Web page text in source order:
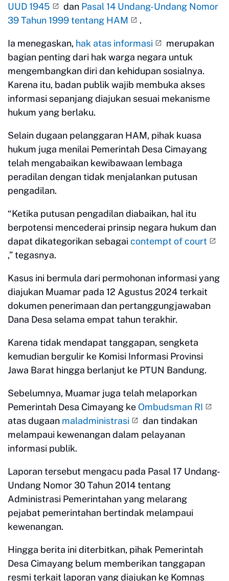
UUD 1945
dan Pasal 14 Undang-Undang Nomor
39 Tahun 1999 tentang HAM
.
Ia menegaskan, hak atas informasi
merupakan
bagian penting dari hak warga negara untuk
mengembangkan diri dan kehidupan sosialnya.
Karena itu, badan publik wajib membuka akses
informasi sepanjang diajukan sesuai mekanisme
hukum yang berlaku.
Selain dugaan pelanggaran HAM, pihak kuasa
hukum juga menilai Pemerintah Desa Cimayang
telah mengabaikan kewibawaan lembaga
peradilan dengan tidak menjalankan putusan
pengadilan.
“Ketika putusan pengadilan diabaikan, hal itu
berpotensi mencederai prinsip negara hukum dan
dapat dikategorikan sebagai contempt of court
,” tegasnya.
Kasus ini bermula dari permohonan informasi yang
diajukan Muamar pada 12 Agustus 2024 terkait
dokumen penerimaan dan pertanggungjawaban
Dana Desa selama empat tahun terakhir.
Karena tidak mendapat tanggapan, sengketa
kemudian bergulir ke Komisi Informasi Provinsi
Jawa Barat hingga berlanjut ke PTUN Bandung.
Sebelumnya, Muamar juga telah melaporkan
Pemerintah Desa Cimayang ke Ombudsman RI
atas dugaan maladministrasi
dan tindakan
melampaui kewenangan dalam pelayanan
informasi publik.
Laporan tersebut mengacu pada Pasal 17 Undang-
Undang Nomor 30 Tahun 2014 tentang
Administrasi Pemerintahan yang melarang
pejabat pemerintahan bertindak melampaui
kewenangan.
Hingga berita ini diterbitkan, pihak Pemerintah
Desa Cimayang belum memberikan tanggapan
resmi terkait laporan yang diajukan ke Komnas